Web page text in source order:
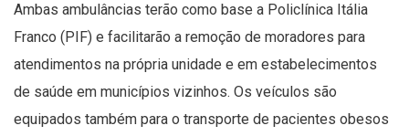
Ambas ambulâncias terão como base a Policlínica Itália
Franco (PIF) e facilitarão a remoção de moradores para
atendimentos na própria unidade e em estabelecimentos
de saúde em municípios vizinhos. Os veículos são
equipados também para o transporte de pacientes obesos